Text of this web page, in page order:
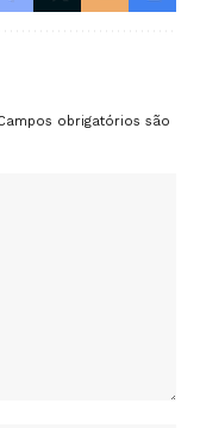
obrigatórios são